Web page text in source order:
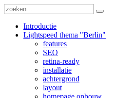
Introductie
Lightspeed thema "Berlin"
features
SEO
retina-ready
installatie
achtergrond
layout
homepage opbouw